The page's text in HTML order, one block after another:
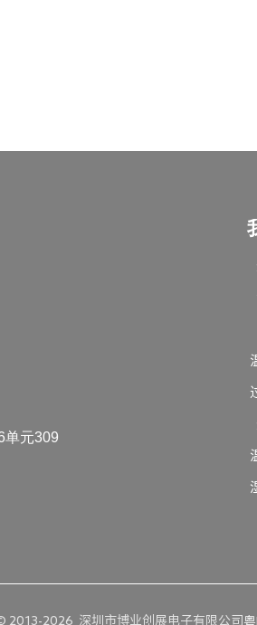
单元309
2013-2026 深圳市博业创展电子有限公司